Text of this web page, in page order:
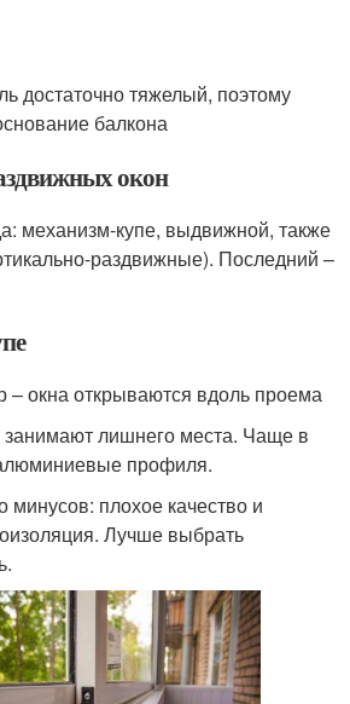
достаточно тяжелый, поэтому
балкона
окон
механизм-купе, выдвижной, также
раздвижные). Последний –
– окна открываются вдоль проема
лишнего места. Чаще в
профиля.
минусов: плохое качество и
Лучше выбрать